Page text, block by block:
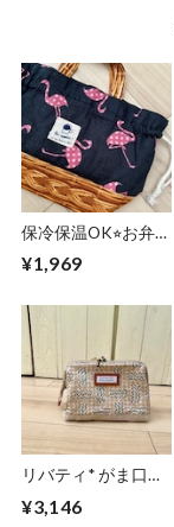
保冷保温OK⭐︎お弁
当 巾着バッグ
¥1,969
リバティ* がま口フ
yellow
¥3,146